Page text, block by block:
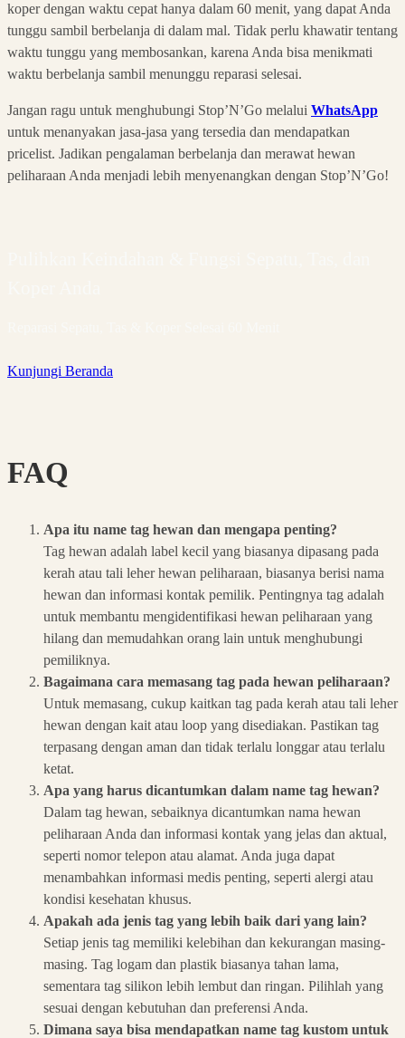
koper dengan waktu cepat hanya dalam 60 menit, yang dapat Anda
tunggu sambil berbelanja di dalam mal. Tidak perlu khawatir tentang
waktu tunggu yang membosankan, karena Anda bisa menikmati
waktu berbelanja sambil menunggu reparasi selesai.
Jangan ragu untuk menghubungi Stop’N’Go melalui WhatsApp
untuk menanyakan jasa-jasa yang tersedia dan mendapatkan
pricelist. Jadikan pengalaman berbelanja dan merawat hewan
peliharaan Anda menjadi lebih menyenangkan dengan Stop’N’Go!
Kunjungi Beranda
FAQ
Apa itu name tag hewan dan mengapa penting?
Tag hewan adalah label kecil yang biasanya dipasang pada
kerah atau tali leher hewan peliharaan, biasanya berisi nama
hewan dan informasi kontak pemilik. Pentingnya tag adalah
untuk membantu mengidentifikasi hewan peliharaan yang
hilang dan memudahkan orang lain untuk menghubungi
pemiliknya.
Bagaimana cara memasang tag pada hewan peliharaan?
Untuk memasang, cukup kaitkan tag pada kerah atau tali leher
hewan dengan kait atau loop yang disediakan. Pastikan tag
terpasang dengan aman dan tidak terlalu longgar atau terlalu
ketat.
Apa yang harus dicantumkan dalam name tag hewan?
Dalam tag hewan, sebaiknya dicantumkan nama hewan
peliharaan Anda dan informasi kontak yang jelas dan aktual,
seperti nomor telepon atau alamat. Anda juga dapat
menambahkan informasi medis penting, seperti alergi atau
kondisi kesehatan khusus.
Apakah ada jenis tag yang lebih baik dari yang lain?
Setiap jenis tag memiliki kelebihan dan kekurangan masing-
masing. Tag logam dan plastik biasanya tahan lama,
sementara tag silikon lebih lembut dan ringan. Pilihlah yang
sesuai dengan kebutuhan dan preferensi Anda.
Dimana saya bisa mendapatkan name tag kustom untuk